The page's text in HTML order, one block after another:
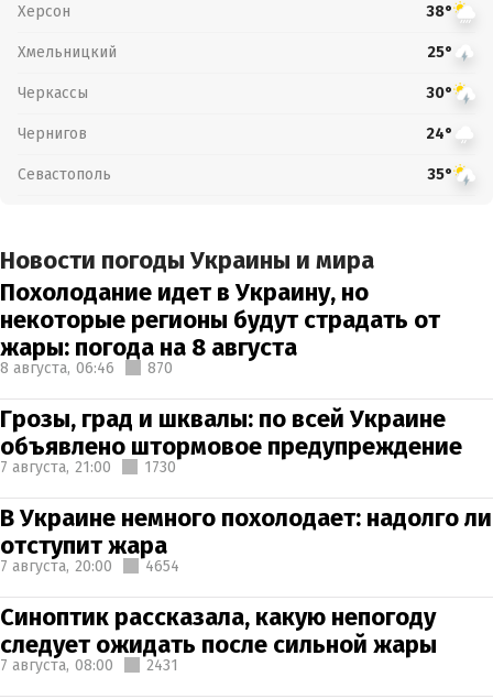
Херсон 38°
Хмельницкий 25°
Черкассы 30°
Чернигов 24°
Севастополь 35°
Новости погоды Украины и мира
Похолодание идет в Украину, но
некоторые регионы будут страдать от
жары: погода на 8 августа
8 августа, 06:46 870
Грозы, град и шквалы: по всей Украине
объявлено штормовое предупреждение
7 августа, 21:00 1730
В Украине немного похолодает: надолго ли
отступит жара
7 августа, 20:00 4654
Синоптик рассказала, какую непогоду
следует ожидать после сильной жары
7 августа, 08:00 2431